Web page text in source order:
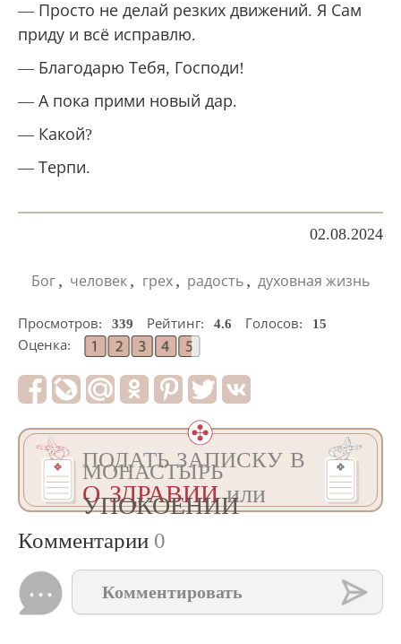
— Просто не делай резких движений. Я Сам
приду и всё исправлю.
— Благодарю Тебя, Господи!
— А пока прими новый дар.
— Какой?
— Терпи.
02.08.2024
Бог , человек , грех , радость , духовная жизнь
Просмотров: 339 Рейтинг: 4.6 Голосов:
15
Оценка:
ПОДАТЬ ЗАПИСКУ В
МОНАСТЫРЬ
О ЗДРАВИИили
УПОКОЕНИИ
Комментарии 0
Комментировать